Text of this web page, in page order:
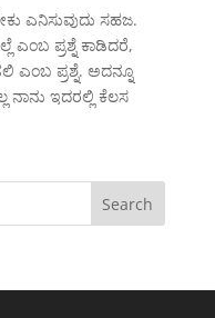
ಎನಿಸುವುದು ಸಹಜ.
ಎಂಬ ಪ್ರಶ್ನೆ ಕಾಡಿದರೆ,
ಎಂಬ ಪ್ರಶ್ನೆ. ಅದನ್ನೂ
ನಾನು ಇದರಲ್ಲಿ ಕೆಲಸ